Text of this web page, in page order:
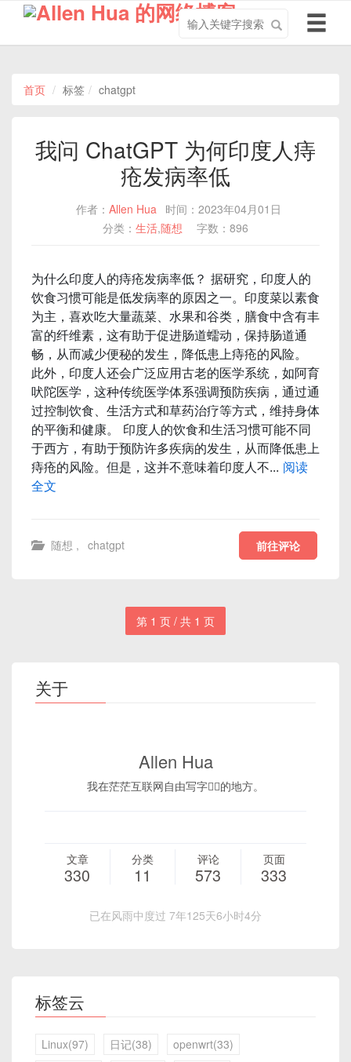
搜
索
关
导
航
切
首页
标签 chatgpt
我问 ChatGPT 为何印度人痔
疮发病率低
作者： Allen Hua
时间：2023年04月01日
分类： 生活,随想 字数：896
为什么印度人的痔疮发病率低？ 据研究，印度人的
饮食习惯可能是低发病率的原因之一。印度菜以素食
为主，喜欢吃大量蔬菜、水果和谷类，膳食中含有丰
富的纤维素，这有助于促进肠道蠕动，保持肠道通
畅，从而减少便秘的发生，降低患上痔疮的风险。
此外，印度人还会广泛应用古老的医学系统，如阿育
吠陀医学，这种传统医学体系强调预防疾病，通过通
过控制饮食、生活方式和草药治疗等方式，维持身体
的平衡和健康。 印度人的饮食和生活习惯可能不同
于西方，有助于预防许多疾病的发生，从而降低患上
痔疮的风险。但是，这并不意味着印度人不... 阅读
全文
随想 , chatgpt 前往评论
第 1 页 / 共 1 页
关于
Allen Hua
我在茫茫互联网自由写字✍🏻的地方。
文章
330
分类
11
评论
573
页面
333
已在风雨中度过 7年125天6小时4分
标签云
Linux(97) 日记(38)
openwrt(33)